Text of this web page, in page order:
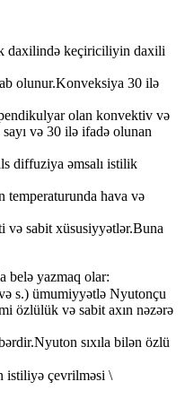
daxilində keçiriciliyin daxili
olunur.Konveksiya 30 ilə
olan konvektiv və
və 30 ilə ifadə olunan
diffuziya əmsalı istilik
hava və
və sabit xüsusiyyətlər.Buna
belə yazmaq olar:
s.) ümumiyyətlə Nyutonçu
özlülük və sabit axın nəzərə
sıxıla bilən özlü
istiliyə çevrilməsi \